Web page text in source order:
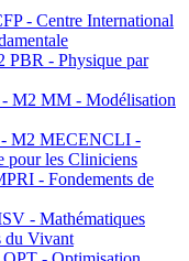
- Centre International
- Physique par
M2 MM - Modélisation
M2 MECENCLI -
pour les Cliniciens
- Fondements de
- Mathématiques
du Vivant